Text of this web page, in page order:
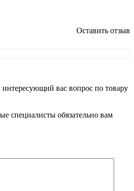
Оставить отзыв
вас вопрос по товару
специалисты обязательно вам